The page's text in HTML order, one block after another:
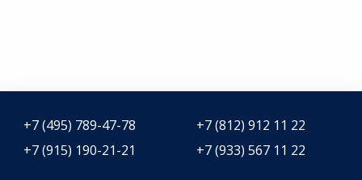
+7 (495) 789-47-78
+7 (812) 912 11 22
+7 (915) 190-21-21
+7 (933) 567 11 22